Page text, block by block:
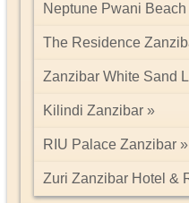
Neptune Pwani
The Residence
Zanzibar White Sand
Kilindi Zanzibar
RIU Palace Zanzibar
Zuri Zanzibar Hotel &